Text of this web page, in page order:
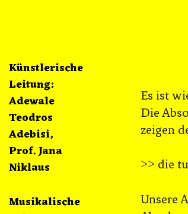
Künstlerische
Leitung:
Adewale
Teodros
Adebisi,
Prof. Jana
Niklaus
Musikalische
Es ist
Die
zeigen
˃˃ die
Unsere